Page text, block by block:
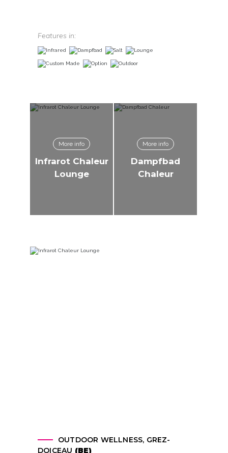
Features in:
More info
Infrarot Chaleur
Lounge
More info
Dampfbad
Chaleur
OUTDOOR WELLNESS, GREZ-
DOICEAU (BE)